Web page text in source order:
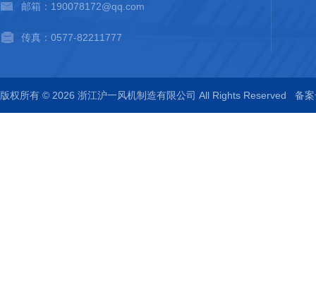
邮箱：190078172@qq.com
传真：0577-82211777
版权所有 © 2026 浙江沪一风机制造有限公司 All Rights Reserved 备